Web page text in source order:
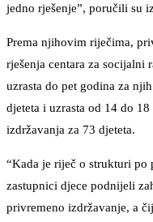
jedno rješenje”, poručili su
Prema njihovim riječima,
rješenja centara za socijalni
uzrasta do pet godina za
djeteta i uzrasta od 14 do
izdržavanja za 73 djeteta.
“Kada je riječ o strukturi
zastupnici djece podnijeli
privremeno izdržavanje, a